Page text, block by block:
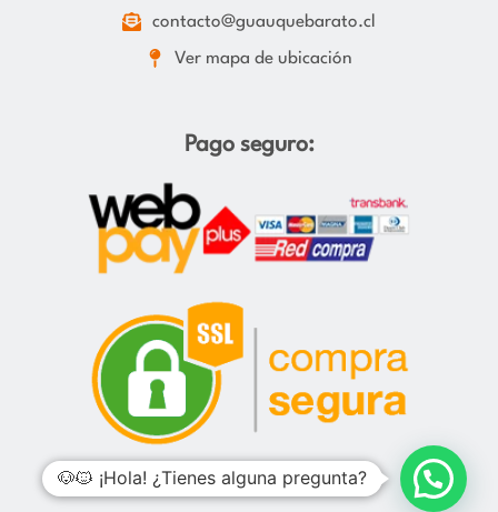
contacto@guauquebarato.cl
Ver mapa de ubicación
Pago seguro:
🐶🐱 ¡Hola! ¿Tienes alguna pregunta?